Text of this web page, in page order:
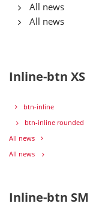
All news
All news
Inline-btn XS
btn-inline
btn-inline rounded
All news
All news
Inline-btn SM